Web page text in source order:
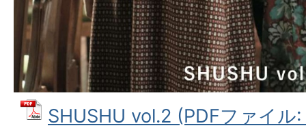
SHUSHU vol.2 (PDFファイル